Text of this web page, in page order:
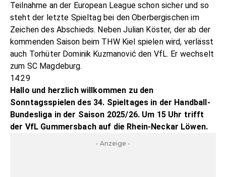
Teilnahme an der European League schon sicher und so
steht der letzte Spieltag bei den Oberbergischen im
Zeichen des Abschieds. Neben Julian Köster, der ab der
kommenden Saison beim THW Kiel spielen wird, verlässt
auch Torhüter Dominik Kuzmanović den VfL. Er wechselt
zum SC Magdeburg.
14:29
Hallo und herzlich willkommen zu den
Sonntagsspielen des 34. Spieltages in der Handball-
Bundesliga in der Saison 2025/26. Um 15 Uhr trifft
der VfL Gummersbach auf die Rhein-Neckar Löwen.
- Anzeige -